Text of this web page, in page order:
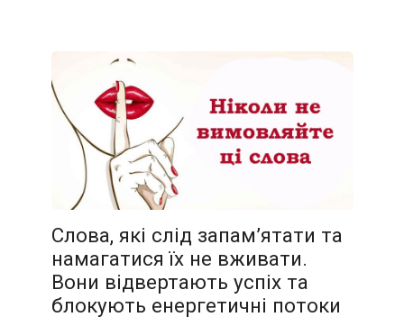
Слова, які слід запам’ятати та
намагатися їх не вживати.
Вони відвертають успіх та
блокують енергетичні потоки